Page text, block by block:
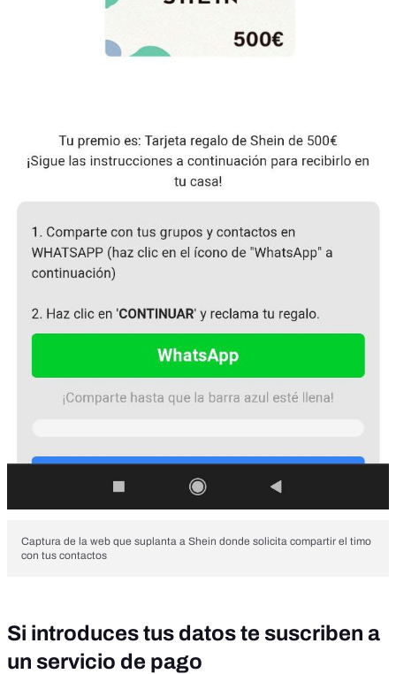
Captura de la web que suplanta a Shein donde solicita compartir el timo
con tus contactos
Si introduces tus datos te suscriben a
un servicio de pago